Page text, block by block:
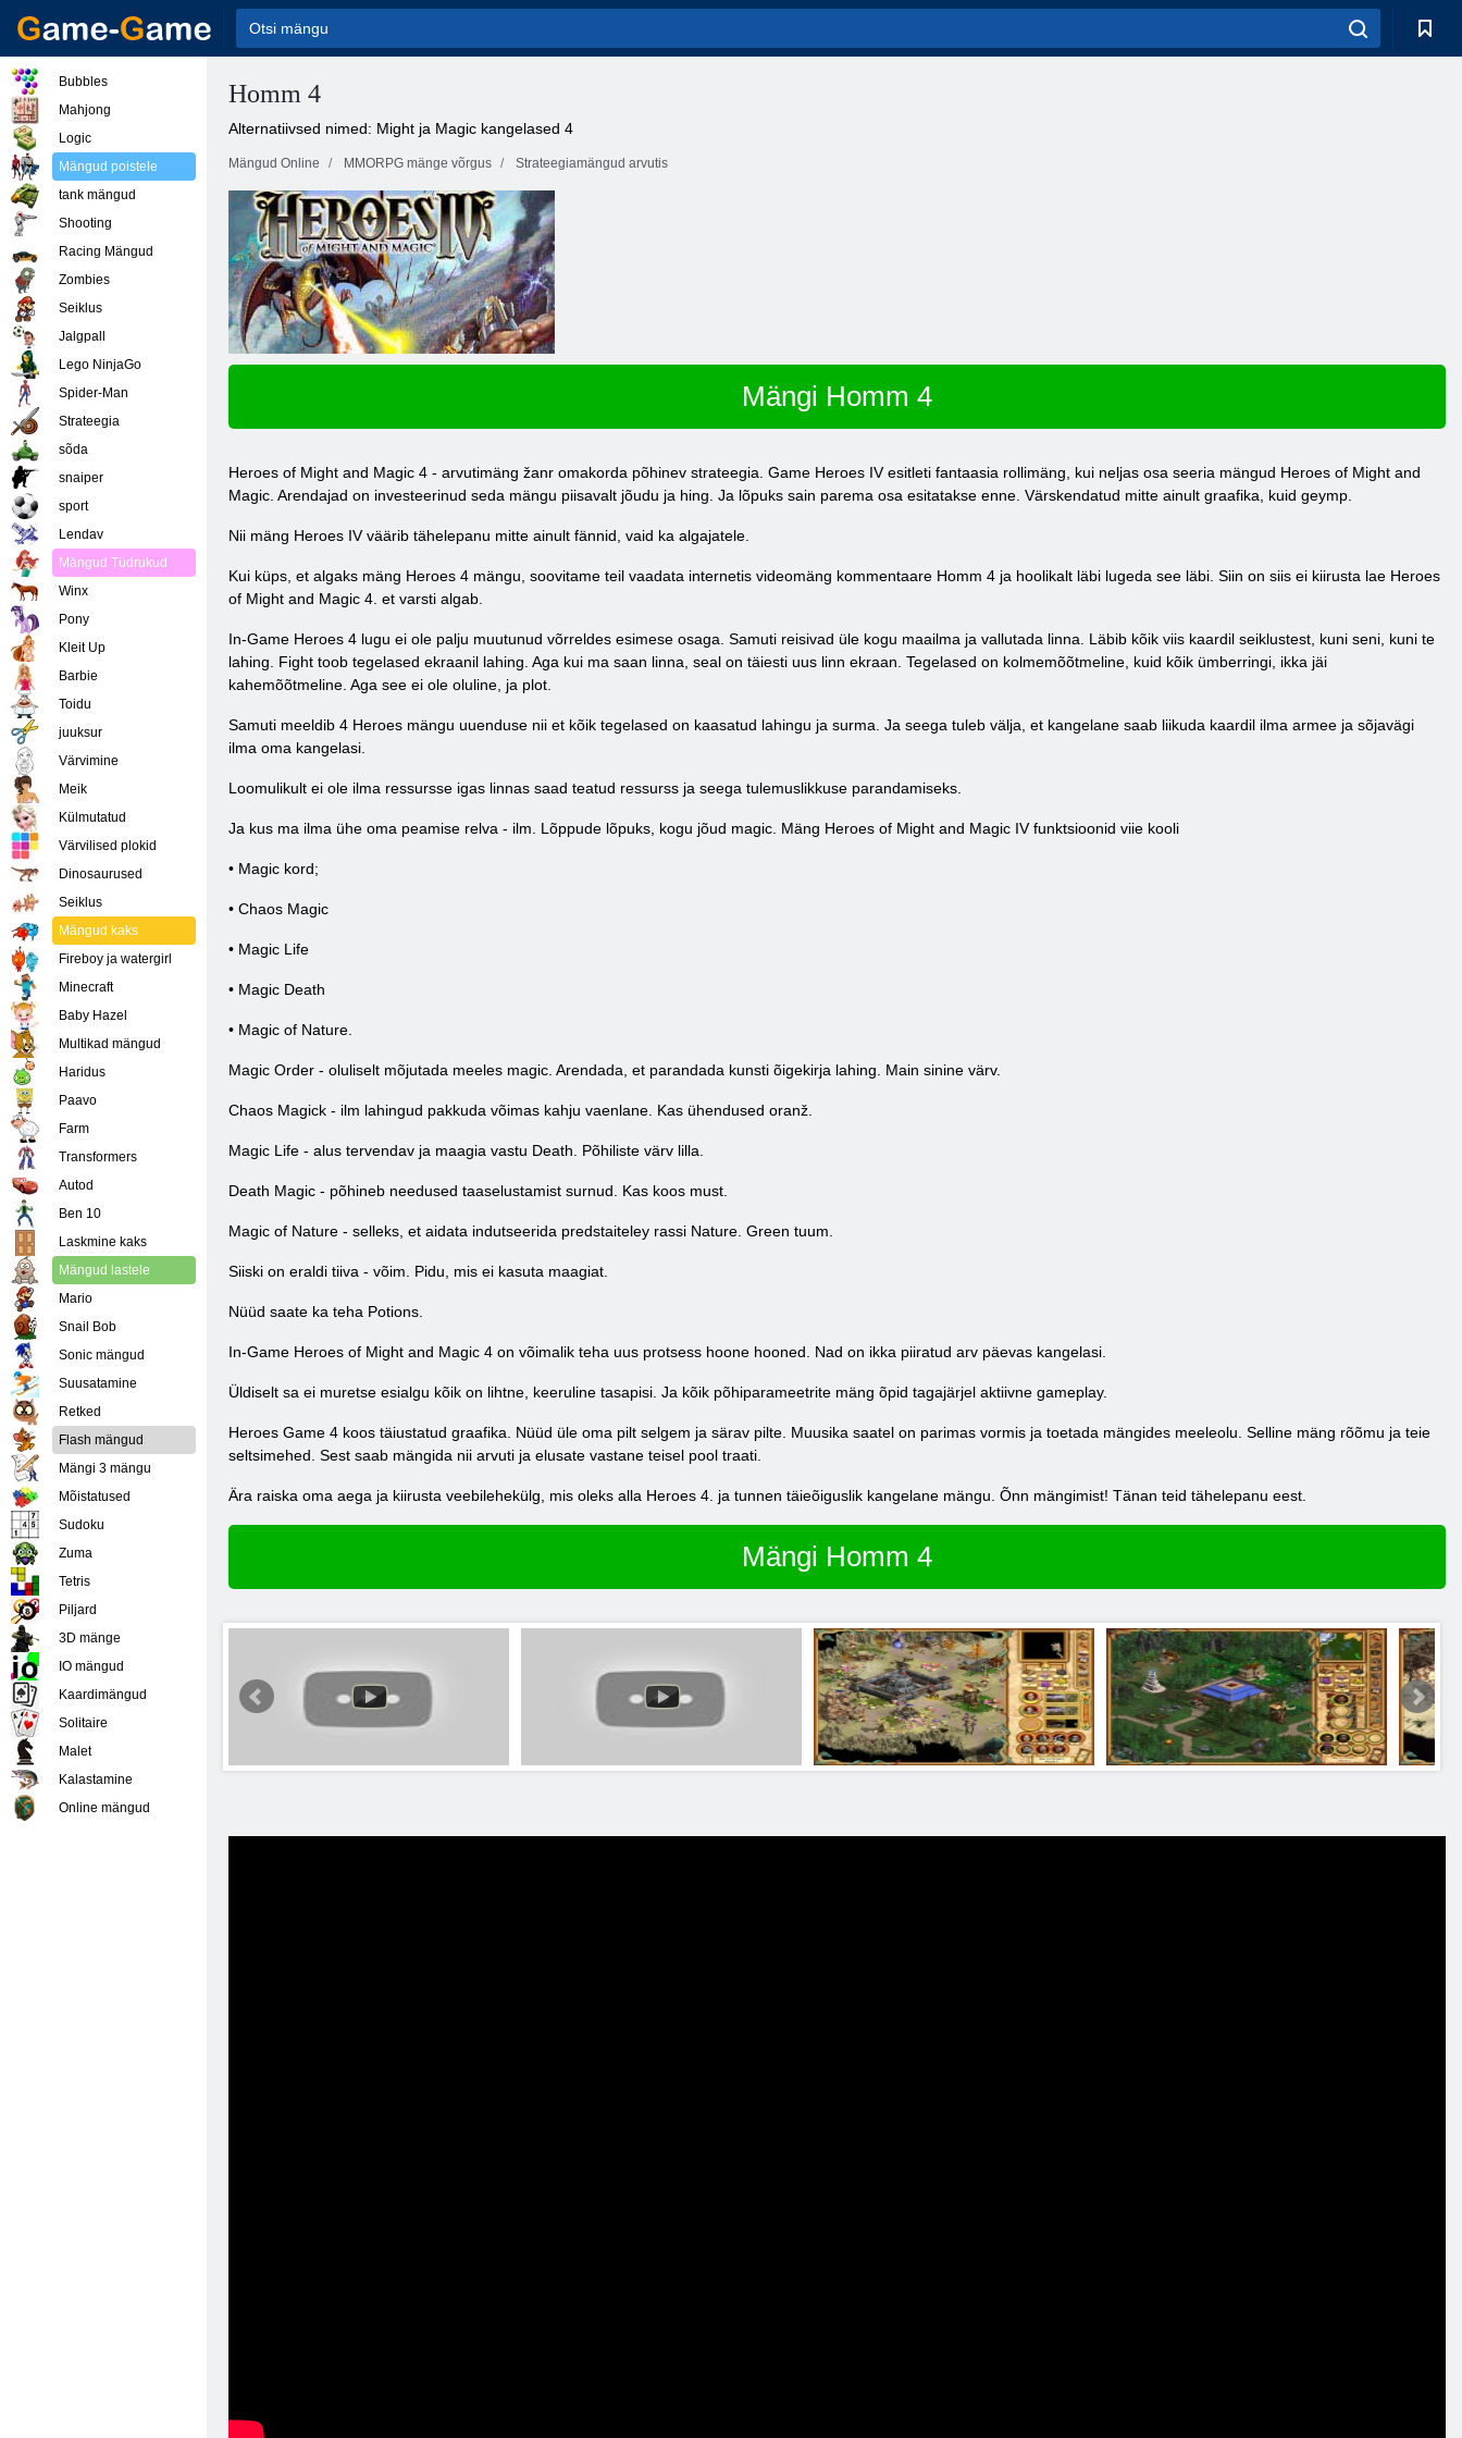
Homm 4
Alternatiivsed nimed: Might ja Magic kangelased 4
Mängud Online MMORPG mänge võrgus Strateegiamängud arvutis
Mängi Homm 4
Heroes of Might and Magic 4 - arvutimäng žanr omakorda põhinev strateegia. Game Heroes IV esitleti fantaasia rollimäng, kui neljas osa seeria mängud Heroes of Might and
Magic. Arendajad on investeerinud seda mängu piisavalt jõudu ja hing. Ja lõpuks sain parema osa esitatakse enne. Värskendatud mitte ainult graafika, kuid geymp.
Nii mäng Heroes IV väärib tähelepanu mitte ainult fännid, vaid ka algajatele.
Kui küps, et algaks mäng Heroes 4 mängu, soovitame teil vaadata internetis videomäng kommentaare Homm 4 ja hoolikalt läbi lugeda see läbi. Siin on siis ei kiirusta lae Heroes
of Might and Magic 4. et varsti algab.
In-Game Heroes 4 lugu ei ole palju muutunud võrreldes esimese osaga. Samuti reisivad üle kogu maailma ja vallutada linna. Läbib kõik viis kaardil seiklustest, kuni seni, kuni te
lahing. Fight toob tegelased ekraanil lahing. Aga kui ma saan linna, seal on täiesti uus linn ekraan. Tegelased on kolmemõõtmeline, kuid kõik ümberringi, ikka jäi
kahemõõtmeline. Aga see ei ole oluline, ja plot.
Samuti meeldib 4 Heroes mängu uuenduse nii et kõik tegelased on kaasatud lahingu ja surma. Ja seega tuleb välja, et kangelane saab liikuda kaardil ilma armee ja sõjavägi
ilma oma kangelasi.
Loomulikult ei ole ilma ressursse igas linnas saad teatud ressurss ja seega tulemuslikkuse parandamiseks.
Ja kus ma ilma ühe oma peamise relva - ilm. Lõppude lõpuks, kogu jõud magic. Mäng Heroes of Might and Magic IV funktsioonid viie kooli
• Magic kord;
• Chaos Magic
• Magic Life
• Magic Death
• Magic of Nature.
Magic Order - oluliselt mõjutada meeles magic. Arendada, et parandada kunsti õigekirja lahing. Main sinine värv.
Chaos Magick - ilm lahingud pakkuda võimas kahju vaenlane. Kas ühendused oranž.
Magic Life - alus tervendav ja maagia vastu Death. Põhiliste värv lilla.
Death Magic - põhineb needused taaselustamist surnud. Kas koos must.
Magic of Nature - selleks, et aidata indutseerida predstaiteley rassi Nature. Green tuum.
Siiski on eraldi tiiva - võim. Pidu, mis ei kasuta maagiat.
Nüüd saate ka teha Potions.
In-Game Heroes of Might and Magic 4 on võimalik teha uus protsess hoone hooned. Nad on ikka piiratud arv päevas kangelasi.
Üldiselt sa ei muretse esialgu kõik on lihtne, keeruline tasapisi. Ja kõik põhiparameetrite mäng õpid tagajärjel aktiivne gameplay.
Heroes Game 4 koos täiustatud graafika. Nüüd üle oma pilt selgem ja särav pilte. Muusika saatel on parimas vormis ja toetada mängides meeleolu. Selline mäng rõõmu ja teie
seltsimehed. Sest saab mängida nii arvuti ja elusate vastane teisel pool traati.
Ära raiska oma aega ja kiirusta veebilehekülg, mis oleks alla Heroes 4. ja tunnen täieõiguslik kangelane mängu. Õnn mängimist! Tänan teid tähelepanu eest.
Mängi Homm 4
Bubbles
Mahjong
Logic
Mängud poistele
tank mängud
Shooting
Racing Mängud
Zombies
Seiklus
Jalgpall
Lego NinjaGo
Spider-Man
Strateegia
sõda
snaiper
sport
Lendav
Mängud Tüdrukud
Winx
Pony
Kleit Up
Barbie
Toidu
juuksur
Värvimine
Meik
Külmutatud
Värvilised plokid
Dinosaurused
Seiklus
Mängud kaks
Fireboy ja watergirl
Minecraft
Baby Hazel
Multikad mängud
Haridus
Paavo
Farm
Transformers
Autod
Ben 10
Laskmine kaks
Mängud lastele
Mario
Snail Bob
Sonic mängud
Suusatamine
Retked
Flash mängud
Mängi 3 mängu
Mõistatused
Sudoku
Zuma
Tetris
Piljard
3D mänge
IO mängud
Kaardimängud
Solitaire
Malet
Kalastamine
Online mängud